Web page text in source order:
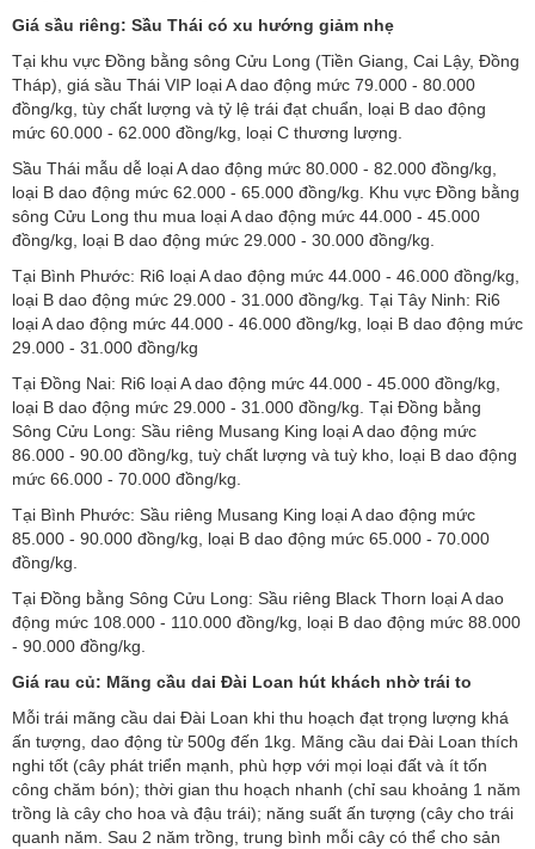
Giá sầu riêng: Sầu Thái có xu hướng giảm nhẹ
Tại khu vực Đồng bằng sông Cửu Long (Tiền Giang, Cai Lậy, Đồng
Tháp), giá sầu Thái VIP loại A dao động mức 79.000 - 80.000
đồng/kg, tùy chất lượng và tỷ lệ trái đạt chuẩn, loại B dao động
mức 60.000 - 62.000 đồng/kg, loại C thương lượng.
Sầu Thái mẫu dễ loại A dao động mức 80.000 - 82.000 đồng/kg,
loại B dao động mức 62.000 - 65.000 đồng/kg. Khu vực Đồng bằng
sông Cửu Long thu mua loại A dao động mức 44.000 - 45.000
đồng/kg, loại B dao động mức 29.000 - 30.000 đồng/kg.
Tại Bình Phước: Ri6 loại A dao động mức 44.000 - 46.000 đồng/kg,
loại B dao động mức 29.000 - 31.000 đồng/kg. Tại Tây Ninh: Ri6
loại A dao động mức 44.000 - 46.000 đồng/kg, loại B dao động mức
29.000 - 31.000 đồng/kg
Tại Đồng Nai: Ri6 loại A dao động mức 44.000 - 45.000 đồng/kg,
loại B dao động mức 29.000 - 31.000 đồng/kg. Tại Đồng bằng
Sông Cửu Long: Sầu riêng Musang King loại A dao động mức
86.000 - 90.00 đồng/kg, tuỳ chất lượng và tuỳ kho, loại B dao động
mức 66.000 - 70.000 đồng/kg.
Tại Bình Phước: Sầu riêng Musang King loại A dao động mức
85.000 - 90.000 đồng/kg, loại B dao động mức 65.000 - 70.000
đồng/kg.
Tại Đồng bằng Sông Cửu Long: Sầu riêng Black Thorn loại A dao
động mức 108.000 - 110.000 đồng/kg, loại B dao động mức 88.000
- 90.000 đồng/kg.
Giá rau củ: Mãng cầu dai Đài Loan hút khách nhờ trái to
Mỗi trái mãng cầu dai Đài Loan khi thu hoạch đạt trọng lượng khá
ấn tượng, dao động từ 500g đến 1kg. Mãng cầu dai Đài Loan thích
nghi tốt (cây phát triển mạnh, phù hợp với mọi loại đất và ít tốn
công chăm bón); thời gian thu hoạch nhanh (chỉ sau khoảng 1 năm
trồng là cây cho hoa và đậu trái); năng suất ấn tượng (cây cho trái
quanh năm. Sau 2 năm trồng, trung bình mỗi cây có thể cho sản